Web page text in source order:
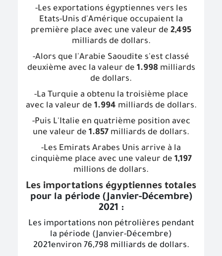
-Les exportations égyptiennes vers les
Etats-Unis d'Amérique occupaient la
première place avec une valeur de 2,495
milliards de dollars.
-Alors que l'Arabie Saoudite s'est classé
deuxième avec la valeur de 1.998 milliards
de dollars.
-La Turquie a obtenu la troisième place
avec la valeur de 1.994 milliards de dollars.
-Puis L'Italie en quatrième position avec
une valeur de 1.857 milliards de dollars.
-Les Emirats Arabes Unis arrive à la
cinquième place avec une valeur de 1,197
millions de dollars.
Les importations égyptiennes totales
pour la période (Janvier-Décembre)
2021 :
Les importations non pétrolières pendant
la période (Janvier-Décembre)
2021environ 76,798 milliards de dollars.